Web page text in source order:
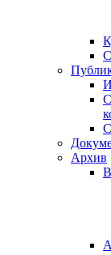
Архив